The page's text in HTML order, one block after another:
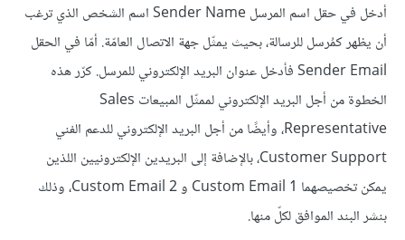
أدخل في حقل اسم المرسل Sender Name اسم الشخص الذي ترغب
أن يظهر كمُرسل للرسالة، بحيث يمثّل جهة الاتصال العامّة. أمّا في الحقل
Sender Email فأدخل عنوان البريد الإلكتروني للمرسل. كرّر هذه
الخطوة من أجل البريد الإلكتروني لممثّل المبيعات Sales
Representative، وأيضًا من أجل البريد الإلكتروني للدعم الفني
Customer Support، بالإضافة إلى البريدين الإلكترونيين اللذين
يمكن تخصيصهما Custom Email 1 و Custom Email 2، وذلك
بنشر البند الموافق لكلّ منها.